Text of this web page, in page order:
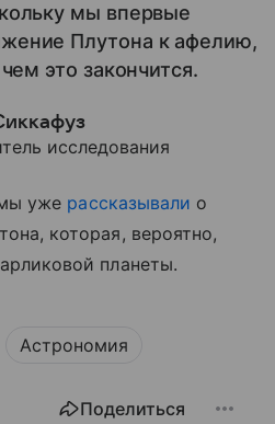
мы впервые
Плутона к афелию,
это закончится.
исследования
уже рассказывали о
которая, вероятно,
планеты.
Астрономия
Поделиться